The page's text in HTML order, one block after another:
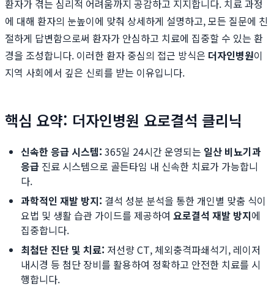
환자가 겪는 심리적 어려움까지 공감하고 지지합니다. 치료 과정
에 대해 환자의 눈높이에 맞춰 상세하게 설명하고, 모든 질문에 친
절하게 답변함으로써 환자가 안심하고 치료에 집중할 수 있는 환
경을 조성합니다. 이러한 환자 중심의 접근 방식은 더자인병원이
지역 사회에서 깊은 신뢰를 받는 이유입니다.
핵심 요약: 더자인병원 요로결석 클리닉
신속한 응급 시스템: 365일 24시간 운영되는 일산 비뇨기과
응급 진료 시스템으로 골든타임 내 신속한 치료가 가능합니
다.
과학적인 재발 방지: 결석 성분 분석을 통한 개인별 맞춤 식이
요법 및 생활 습관 가이드를 제공하여 요로결석 재발 방지에
집중합니다.
최첨단 진단 및 치료: 저선량 CT, 체외충격파쇄석기, 레이저
내시경 등 첨단 장비를 활용하여 정확하고 안전한 치료를 시
행합니다.